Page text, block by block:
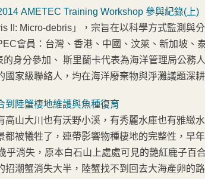
AMETEC Training Workshop 參與紀錄(上)
II: Micro-debris」，宗旨在以科學方式監測與
會員：台灣、香港、中國、汶萊、新加坡、
身分參加、 斯里蘭卡代表為海洋管理局公務
國家級聯絡人，均在海洋廢棄物與淨灘議題深
到陸蟹棲地維護與魚種復育
高山大川也有沃野小溪，有秀麗水庫也有雅緻
都被犧牲了，連帶影響物種棲地的完整性，早
乎消失，原本白石山上處處可見的艷紅鹿子百
招潮蟹消失大半，陸蟹找不到回去大海產卵的